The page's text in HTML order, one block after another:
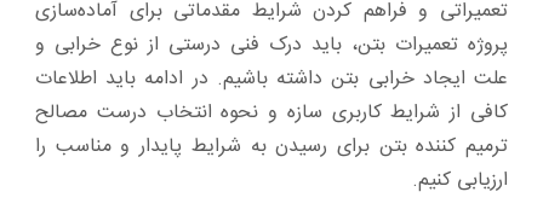
تعمیراتی و فراهم کردن شرایط مقدماتی برای آماده‌سازی
پروژه تعمیرات بتن، باید درک فنی درستی از نوع خرابی و
علت ایجاد خرابی بتن داشته ‌باشیم. در ادامه باید اطلاعات
کافی از شرایط کاربری سازه و نحوه انتخاب درست مصالح
ترمیم کننده بتن برای رسیدن به شرایط پایدار و مناسب را
ارزیابی کنیم.